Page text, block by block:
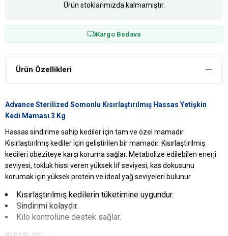
Ürün stoklarımızda kalmamıştır.
Kargo Bedava
Ürün Özellikleri
Advance Sterilized Somonlu Kısırlaştırılmış Hassas Yetişkin
Kedi Maması 3 Kg
Hassas sindirime sahip kediler için tam ve özel mamadır.
Kısırlaştırılmış kediler için geliştirilen bir mamadır. Kısırlaştırılmış
kedileri obeziteye karşı koruma sağlar. Metabolize edilebilen enerji
seviyesi, tokluk hissi veren yüksek lif seviyesi, kas dokusunu
korumak için yüksek protein ve ideal yağ seviyeleri bulunur.
Kısırlaştırılmış kedilerin tüketimine uygundur.
Sindirimi kolaydır.
Kilo kontrolüne destek sağlar.